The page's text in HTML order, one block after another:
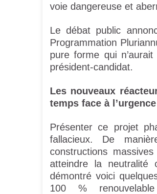
voie dangereuse et
Le débat public
Programmation
pure forme qui
président-candidat.
Les nouveaux
temps face à
Présenter ce projet
fallacieux. De
constructions
atteindre la
démontré voici
100 %